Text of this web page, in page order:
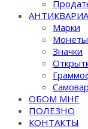
Марки
Монеты
Значки
ОБОМ МНЕ
ПОЛЕЗНО
КОНТАКТЫ